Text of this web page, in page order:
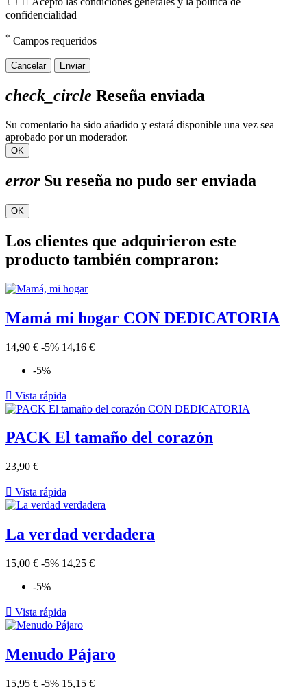
confidencialidad
* Campos requeridos
Cancelar Enviar
check_circle Reseña enviada
Su comentario ha sido añadido y estará disponible una vez sea
aprobado por un moderador.
OK
errorSu reseña no pudo ser enviada
OK
Los clientes que adquirieron este
producto también compraron:
Mamá mi hogar CON DEDICATORIA
14,90 € -5% 14,16 €
-5%
 Vista rápida
PACK El tamaño del corazón
23,90 €
 Vista rápida
La verdad verdadera
15,00 € -5% 14,25 €
-5%
 Vista rápida
Menudo Pájaro
15,95 € -5% 15,15 €